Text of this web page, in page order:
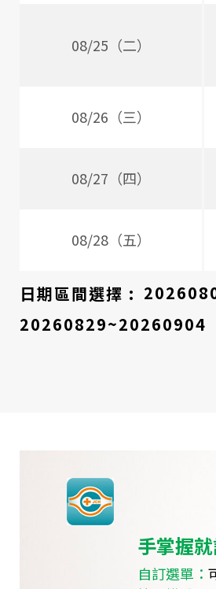
08/25（二）
08/26（三）
08/27（四）
08/28（五）
日期區間選擇 :
20260829~20260904
手掌握
自訂選單：